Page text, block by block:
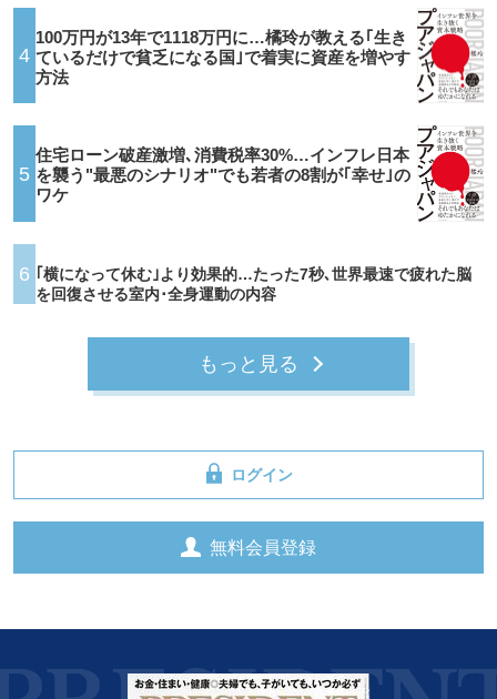
4
100万円が13年で1118万円に…橘玲が教える｢生き
ているだけで貧乏になる国｣で着実に資産を増やす
方法
5
住宅ローン破産激増､消費税率30%…インフレ日本
を襲う"最悪のシナリオ"でも若者の8割が｢幸せ｣の
ワケ
6
｢横になって休む｣より効果的…たった7秒､世界最速で疲れた脳
を回復させる室内･全身運動の内容
もっと見る
ログイン
無料会員登録